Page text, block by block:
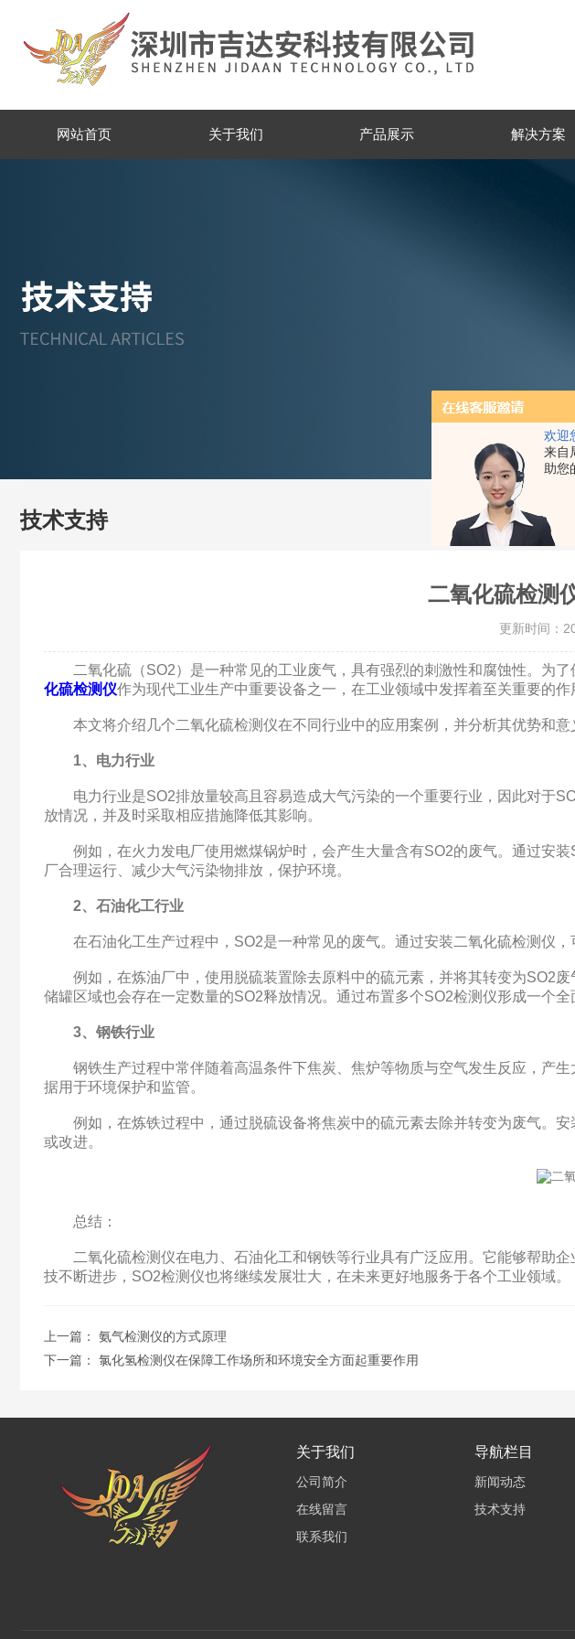
欢迎
来自
助您
网站首页 关于我们 产品展示 解决方案
技术支持
二氧化硫检测
更新时间：
二氧化硫（SO2）是一种常见的工业废气，具有强烈的刺激性和腐蚀性。为了
化硫检测仪作为现代工业生产中重要设备之一，在工业领域中发挥着至关重要的作
本文将介绍几个二氧化硫检测仪在不同行业中的应用案例，并分析其优势和意
1、电力行业
电力行业是SO2排放量较高且容易造成大气污染的一个重要行业，因此对于
放情况，并及时采取相应措施降低其影响。
例如，在火力发电厂使用燃煤锅炉时，会产生大量含有SO2的废气。通过安装
厂合理运行、减少大气污染物排放，保护环境。
2、石油化工行业
在石油化工生产过程中，SO2是一种常见的废气。通过安装二氧化硫检测仪，
例如，在炼油厂中，使用脱硫装置除去原料中的硫元素，并将其转变为SO2废
储罐区域也会存在一定数量的SO2释放情况。通过布置多个SO2检测仪形成一个
3、钢铁行业
钢铁生产过程中常伴随着高温条件下焦炭、焦炉等物质与空气发生反应，产生
据用于环境保护和监管。
例如，在炼铁过程中，通过脱硫设备将焦炭中的硫元素去除并转变为废气。安
或改进。
总结：
二氧化硫检测仪在电力、石油化工和钢铁等行业具有广泛应用。它能够帮助企
技不断进步，SO2检测仪也将继续发展壮大，在未来更好地服务于各个工业领域。
上一篇： 氨气检测仪的方式原理
下一篇： 氯化氢检测仪在保障工作场所和环境安全方面起重要作用
关于我们
公司简介
在线留言
联系我们
导航栏目
新闻动态
技术支持